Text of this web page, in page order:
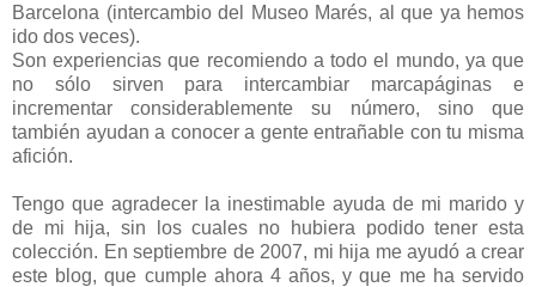
Barcelona (intercambio del Museo Marés, al que ya hemos
ido dos veces).
Son experiencias que recomiendo a todo el mundo, ya que
no sólo sirven para intercambiar marcapáginas e
incrementar considerablemente su número, sino que
también ayudan a conocer a gente entrañable con tu misma
afición.
Tengo que agradecer la inestimable ayuda de mi marido y
de mi hija, sin los cuales no hubiera podido tener esta
colección. En septiembre de 2007, mi hija me ayudó a crear
este blog, que cumple ahora 4 años, y que me ha servido